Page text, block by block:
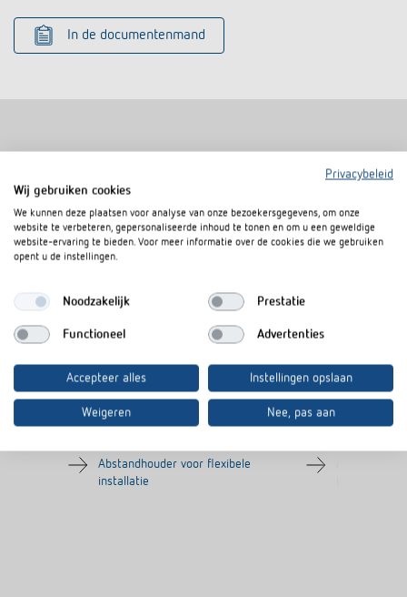
In de documentenmand
Afstandsraam 10 BK
Artikelnr. 9070988
Abstandhouder voor flexibele
installatie
Afstandsraam
Artikelnr. 9070971
Privacybeleid
Wij gebruiken cookies
We kunnen deze plaatsen voor analyse van onze bezoekersgegevens, om onze
website te verbeteren, gepersonaliseerde inhoud te tonen en om u een geweldige
website-ervaring te bieden. Voor meer informatie over de cookies die we gebruiken
opent u de instellingen.
Noodzakelijk Prestatie
Functioneel Advertenties
Accepteer alles Instellingen opslaan
Weigeren Nee, pas aan